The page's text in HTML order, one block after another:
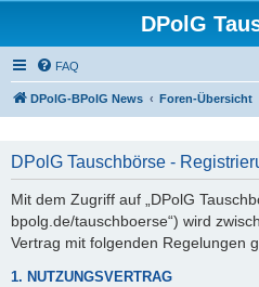
DPolG
FAQ
DPolG-BPolG News Foren-Übersicht
DPolG Tauschbörse -
Mit dem Zugriff auf „DPolG
bpolg.de/tauschboerse“) wird
Vertrag mit folgenden Regelungen
1. NUTZUNGSVERTRAG